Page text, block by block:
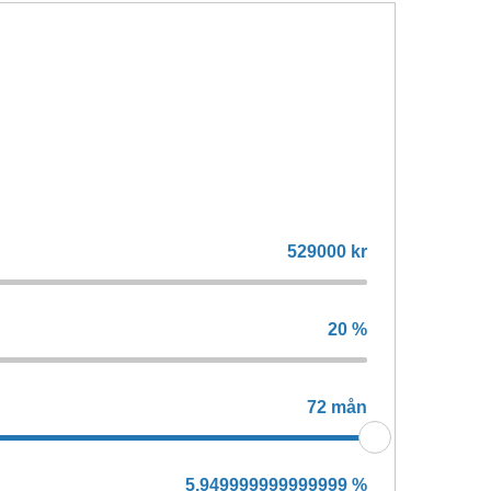
529000 kr
20 %
72 mån
5,949999999999999 %